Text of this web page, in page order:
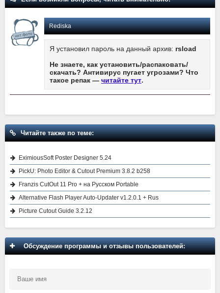
Rediska
Я установил пароль на данный архив: rsload
Не знаете, как установить/распаковать/
скачать? Антивирус пугает угрозами? Что
такое репак — читайте тут.
Читайте также по теме:
EximiousSoft Poster Designer 5.24
PickU: Photo Editor & Cutout Premium 3.8.2 b258
Franzis CutOut 11 Pro + на Русском Portable
Alternative Flash Player Auto-Updater v1.2.0.1 + Rus
Picture Cutout Guide 3.2.12
Обсуждение программы и отзывы пользователей: